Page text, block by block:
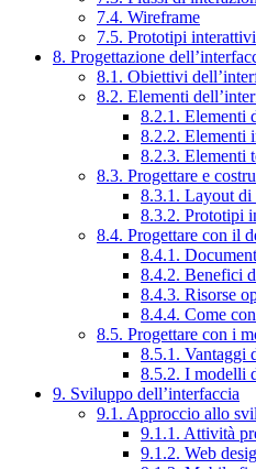
7.4. Wireframe
7.5. Prototipi interattivi
8. Progettazione
8.1. Obiettivi
8.2. Elementi
8.2.1. Elementi
8.2.2. Elementi
8.2.3. Elementi
8.3. Progettare e
8.3.1. Layout di
8.3.2. Prototipi
8.4. Progettare con il
8.4.1.
8.4.2. Benefici
8.4.3. Risorse
8.4.4. Come
8.5. Progettare con i
8.5.1. Vantaggi
8.5.2. I modelli
9. Sviluppo dell’interfaccia
9.1. Approccio allo
9.1.1. Attività
9.1.2. Web